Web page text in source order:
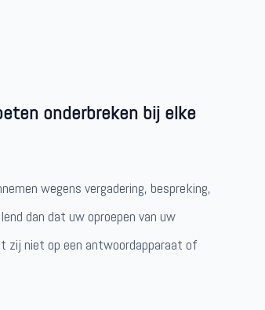
onderbreken bij elke
wegens vergadering, bespreking,
dan dat uw oproepen van uw
zij niet op een antwoordapparaat of